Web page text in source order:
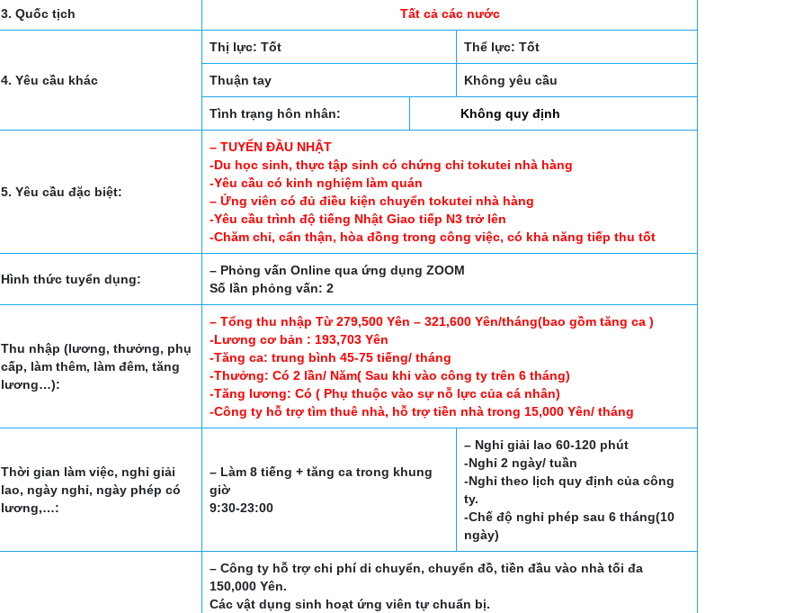
3. Quốc tịch Tất cả các nước
4. Yêu cầu khác
Thị lực: Tốt Thể lực: Tốt
Thuận tay Không yêu cầu
Tình trạng hôn nhân: Không quy định
5. Yêu cầu đặc biệt:
– TUYỂN ĐẦU NHẬT
-Du học sinh, thực tập sinh có chứng chỉ tokutei nhà hàng
-Yêu cầu có kinh nghiệm làm quán
– Ứng viên có đủ điều kiện chuyển tokutei nhà hàng
-Yêu cầu trình độ tiếng Nhật Giao tiếp N3 trở lên
-Chăm chỉ, cẩn thận, hòa đồng trong công việc, có khả năng tiếp thu tốt
Hình thức tuyển dụng:
– Phỏng vấn Online qua ứng dụng ZOOM
Số lần phỏng vấn: 2
Thu nhập (lương, thưởng, phụ
cấp, làm thêm, làm đêm, tăng
lương…):
– Tổng thu nhập Từ 279,500 Yên – 321,600 Yên/tháng(bao gồm tăng ca )
-Lương cơ bản : 193,703 Yên
-Tăng ca: trung bình 45-75 tiếng/ tháng
-Thưởng: Có 2 lần/ Năm( Sau khi vào công ty trên 6 tháng)
-Tăng lương: Có ( Phụ thuộc vào sự nỗ lực của cá nhân)
-Công ty hỗ trợ tìm thuê nhà, hỗ trợ tiền nhà trong 15,000 Yên/ tháng
Thời gian làm việc, nghỉ giải
lao, ngày nghỉ, ngày phép có
lương,…:
– Làm 8 tiếng + tăng ca trong khung
giờ
9:30-23:00
– Nghỉ giải lao 60-120 phút
-Nghỉ 2 ngày/ tuần
-Nghỉ theo lịch quy định của công
ty.
-Chế độ nghỉ phép sau 6 tháng(10
ngày)
– Công ty hỗ trợ chi phí di chuyển, chuyển đồ, tiền đầu vào nhà tối đa
150,000 Yên.
Các vật dụng sinh hoạt ứng viên tự chuẩn bị.